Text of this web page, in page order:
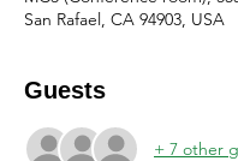
San Rafael, CA 94903, USA
Guests
+ 7 other